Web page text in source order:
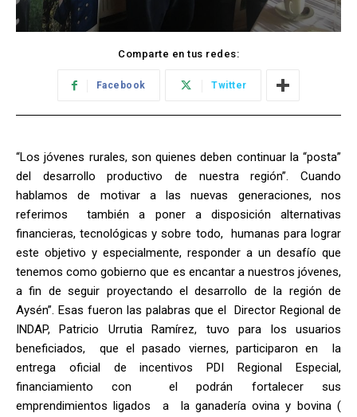
Comparte en tus redes:
Facebook Twitter
“Los jóvenes rurales, son quienes deben continuar la “posta”
del desarrollo productivo de nuestra región”. Cuando
hablamos de motivar a las nuevas generaciones, nos
referimos también a poner a disposición alternativas
financieras, tecnológicas y sobre todo, humanas para lograr
este objetivo y especialmente, responder a un desafío que
tenemos como gobierno que es encantar a nuestros jóvenes,
a fin de seguir proyectando el desarrollo de la región de
Aysén”. Esas fueron las palabras que el Director Regional de
INDAP, Patricio Urrutia Ramírez, tuvo para los usuarios
beneficiados, que el pasado viernes, participaron en la
entrega oficial de incentivos PDI Regional Especial,
financiamiento con el podrán fortalecer sus
emprendimientos ligados a la ganadería ovina y bovina (